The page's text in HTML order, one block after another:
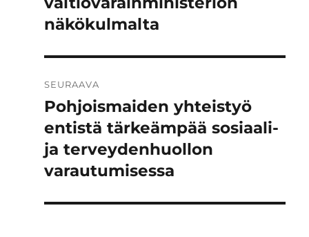
näkökulmalta
SEURAAVA
Seuraava
artikkeli:
Pohjoismaiden yhteistyö
entistä tärkeämpää sosiaali-
ja terveydenhuollon
varautumisessa